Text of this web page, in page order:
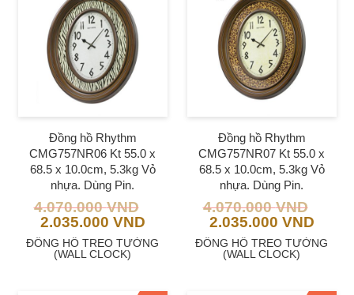
Đồng hồ Rhythm
CMG757NR06 Kt 55.0 x
68.5 x 10.0cm, 5.3kg Vỏ
nhựa. Dùng Pin.
4.070.000VND
2.035.000 VND
ĐỒNG HỒ TREO TƯỜNG
(WALL CLOCK)
Đồng hồ Rhythm
CMG757NR07 Kt 55.0 x
68.5 x 10.0cm, 5.3kg Vỏ
nhựa. Dùng Pin.
4.070.000VND
2.035.000 VND
ĐỒNG HỒ TREO TƯỜNG
(WALL CLOCK)